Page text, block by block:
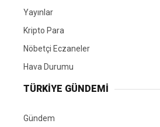
Yayınlar
Kripto Para
Nöbetçi Eczaneler
Hava Durumu
TÜRKIYE GÜNDEMI
Gündem